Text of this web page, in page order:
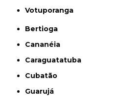
Votuporanga
Bertioga
Cananéia
Caraguatatuba
Cubatão
Guarujá